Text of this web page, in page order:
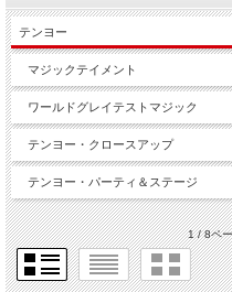
テンヨー
マジックテイメント
ワールドグレイテストマジック
テンヨー・クロースアップ
テンヨー・パーティ＆ステージ
1 / 8ペ